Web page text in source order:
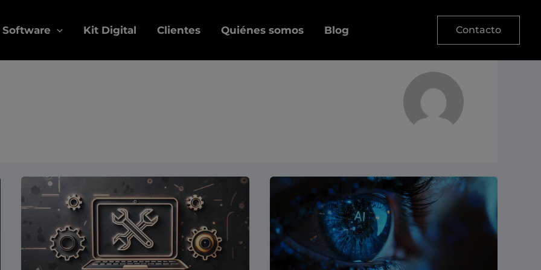
Software Kit Digital Clientes Quiénes somos Blog Contacto